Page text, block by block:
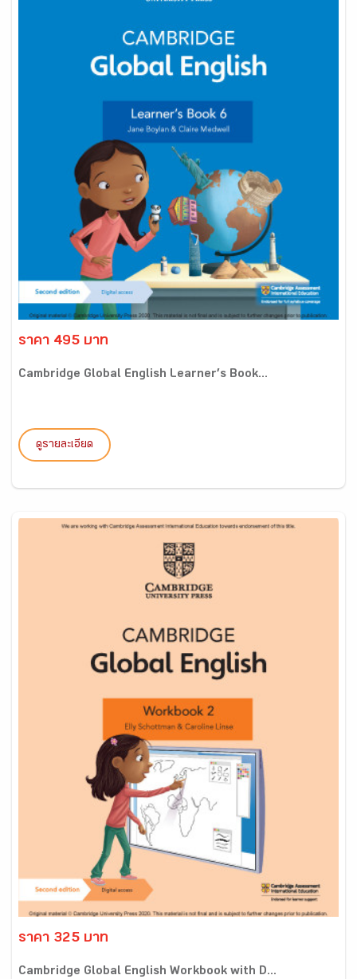
ราคา 495 บาท
Cambridge Global English Learner’s Book...
ดูรายละเอียด
ราคา 325 บาท
Cambridge Global English Workbook with D...